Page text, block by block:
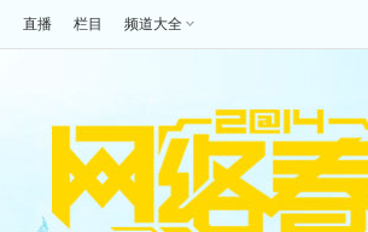
直播 栏目 频道大全